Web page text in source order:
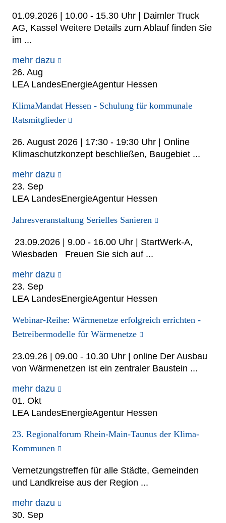
01.09.2026 | 10.00 - 15.30 Uhr | Daimler Truck
AG, Kassel Weitere Details zum Ablauf finden Sie
im ...
mehr dazu
26. Aug
LEA LandesEnergieAgentur Hessen
KlimaMandat Hessen - Schulung für kommunale
Ratsmitglieder
26. August 2026 | 17:30 - 19:30 Uhr | Online
Klimaschutzkonzept beschließen, Baugebiet ...
mehr dazu
23. Sep
LEA LandesEnergieAgentur Hessen
Jah­res­ver­an­stal­tung Se­ri­el­les Sa­nie­ren
23.09.2026 | 9.00 - 16.00 Uhr | Start­Werk-A,
Wiesbaden Freu­en Sie sich auf ...
mehr dazu
23. Sep
LEA LandesEnergieAgentur Hessen
Webinar-Reihe: Wärmenetze erfolgreich errichten -
Betreibermodelle für Wärmenetze
23.09.26 | 09.00 - 10.30 Uhr | online Der Ausbau
von Wärmenetzen ist ein zentraler Baustein ...
mehr dazu
01. Okt
LEA LandesEnergieAgentur Hessen
23. Regionalforum Rhein-Main-Taunus der Klima-
Kommunen
Vernetzungstreffen für alle Städte, Gemeinden
und Landkreise aus der Region ...
mehr dazu
30. Sep